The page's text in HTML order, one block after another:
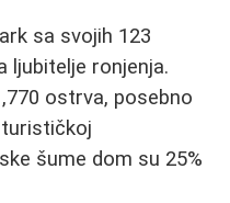
sa svojih 123
ljubitelje ronjenja.
ostrva, posebno
šume dom su 25%